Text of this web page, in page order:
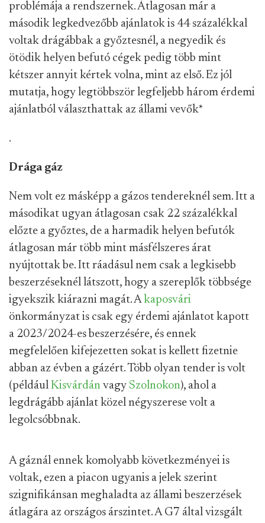
problémája a rendszernek. Átlagosan már a
második legkedvezőbb ajánlatok is 44 százalékkal
voltak drágábbak a győztesnél, a negyedik és
ötödik helyen befutó cégek pedig több mint
kétszer annyit kértek volna, mint az első. Ez jól
mutatja, hogy legtöbbször legfeljebb három érdemi
ajánlatból választhattak az állami vevők*
.
Drága gáz
Nem volt ez másképp a gázos tendereknél sem. Itt a
másodikat ugyan átlagosan csak 22 százalékkal
előzte a győztes, de a harmadik helyen befutók
átlagosan már több mint másfélszeres árat
nyújtottak be. Itt ráadásul nem csak a legkisebb
beszerzéseknél látszott, hogy a szereplők többsége
igyekszik kiárazni magát. Akaposvári
önkormányzat is csak egy érdemi ajánlatot kapott
a 2023/2024-es beszerzésére, és ennek
megfelelően kifejezetten sokat is kellett fizetnie
abban az évben a gázért. Több olyan tender is volt
(például Kisvárdán vagy Szolnokon), ahol a
legdrágább ajánlat közel négyszerese volt a
legolcsóbbnak.
A gáznál ennek komolyabb következményei is
voltak, ezen a piacon ugyanis a jelek szerint
szignifikánsan meghaladta az állami beszerzések
átlagára az országos árszintet. A G7 által vizsgált